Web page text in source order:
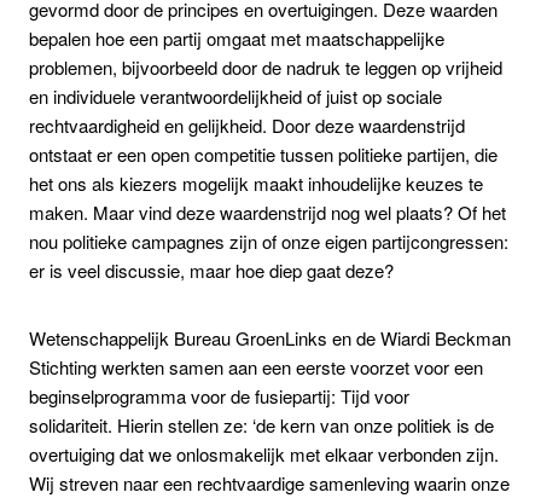
gevormd door de principes en overtuigingen. Deze waarden
bepalen hoe een partij omgaat met maatschappelijke
problemen, bijvoorbeeld door de nadruk te leggen op vrijheid
en individuele verantwoordelijkheid of juist op sociale
rechtvaardigheid en gelijkheid. Door deze waardenstrijd
ontstaat er een open competitie tussen politieke partijen, die
het ons als kiezers mogelijk maakt inhoudelijke keuzes te
maken. Maar vind deze waardenstrijd nog wel plaats? Of het
nou politieke campagnes zijn of onze eigen partijcongressen:
er is veel discussie, maar hoe diep gaat deze?
Wetenschappelijk Bureau GroenLinks en de Wiardi Beckman
Stichting werkten samen aan een eerste voorzet voor een
beginselprogramma voor de fusiepartij: Tijd voor
solidariteit. Hierin stellen ze: ‘de kern van onze politiek is de
overtuiging dat we onlosmakelijk met elkaar verbonden zijn.
Wij streven naar een rechtvaardige samenleving waarin onze